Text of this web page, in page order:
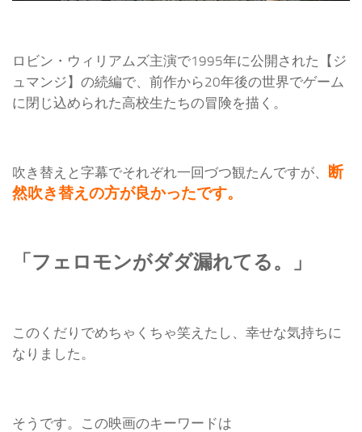
ロビン・ウィリアムズ主演で1995年に公開された【ジ
ュマンジ】の続編で、前作から20年後の世界でゲーム
に閉じ込められた高校生たちの冒険を描く。
吹き替えと字幕でそれぞれ一回づつ観たんですが、 断
然吹き替えの方が良かったです。
「フェロモンがダダ漏れてる。」
このくだりでめちゃくちゃ笑えたし、幸せな気持ちに
なりました。
そうです。この映画のキーワードは